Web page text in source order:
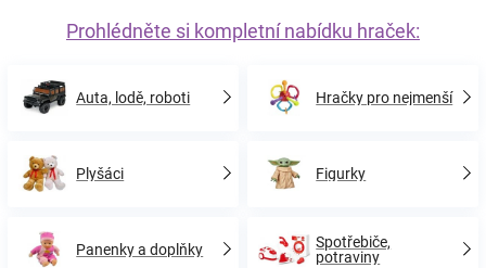
Prohlédněte si kompletní nabídku hraček:
Auta, lodě, roboti Hračky pro nejmenší
Plyšáci Figurky
Panenky a doplňky
Spotřebiče,
potraviny